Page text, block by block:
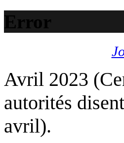
Error
Avril 2023
autorités
avril).